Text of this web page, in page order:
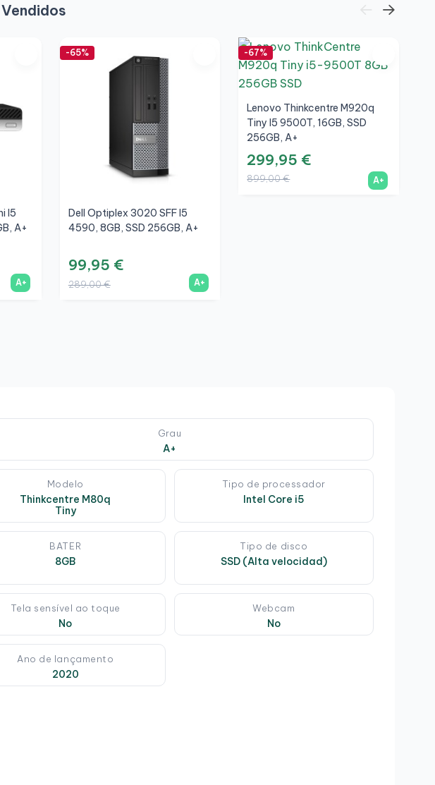
I5
A+
A+
-65%
Dell Optiplex 3020 SFF I5
4590, 8GB, SSD 256GB, A+
99,95 €
289,00 € A+
-67%
Lenovo Thinkcentre M920q
Tiny I5 9500T, 16GB, SSD
256GB, A+
299,95 €
899,00 € A+
Grau
A+
Modelo
Thinkcentre M80q
Tiny
Tipo de processador
Intel Core i5
BATER
8GB
Tipo de disco
SSD (Alta velocidad)
Tela sensível ao toque
No
Webcam
No
Ano de lançamento
2020